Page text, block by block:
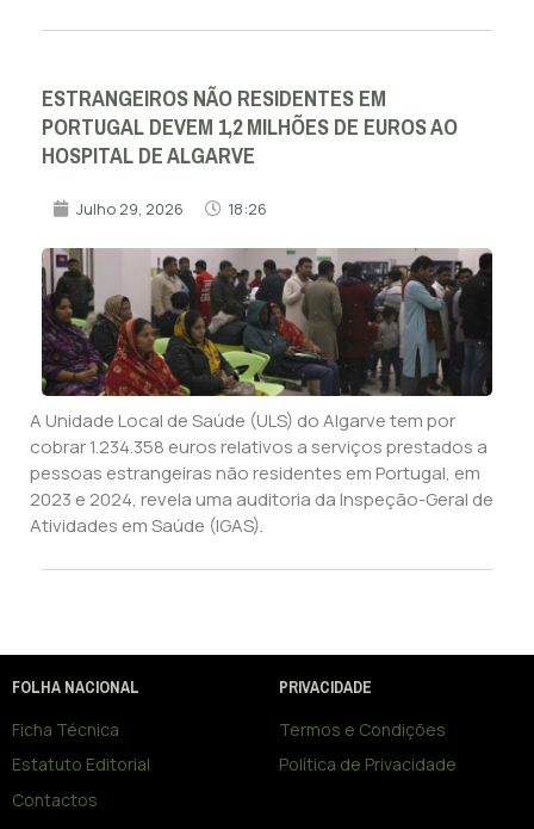
ESTRANGEIROS NÃO RESIDENTES EM
PORTUGAL DEVEM 1,2 MILHÕES DE EUROS AO
HOSPITAL DE ALGARVE
Julho 29, 2026 18:26
A Unidade Local de Saúde (ULS) do Algarve tem por
cobrar 1.234.358 euros relativos a serviços prestados a
pessoas estrangeiras não residentes em Portugal, em
2023 e 2024, revela uma auditoria da Inspeção-Geral de
Atividades em Saúde (IGAS).
FOLHA NACIONAL
Ficha Técnica
Estatuto Editorial
Contactos
PRIVACIDADE
Termos e Condições
Política de Privacidade